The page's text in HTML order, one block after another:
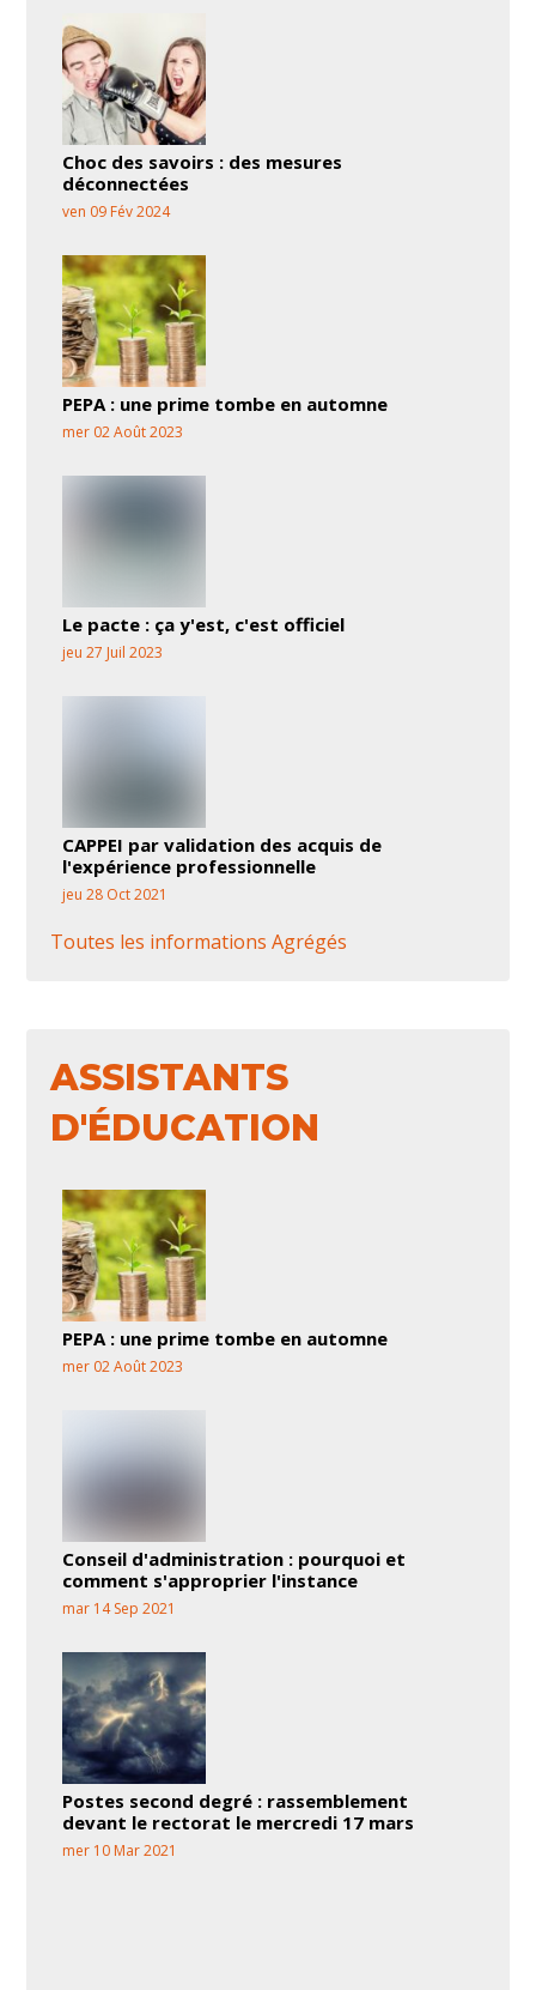
Choc des savoirs : des mesures
déconnectées
ven 09 Fév 2024
PEPA : une prime tombe en automne
mer 02 Août 2023
Le pacte : ça y'est, c'est officiel
jeu 27 Juil 2023
CAPPEI par validation des acquis de
l'expérience professionnelle
jeu 28 Oct 2021
Toutes les informations Agrégés
ASSISTANTS
D'ÉDUCATION
PEPA : une prime tombe en automne
mer 02 Août 2023
Conseil d'administration : pourquoi et
comment s'approprier l'instance
mar 14 Sep 2021
Postes second degré : rassemblement
devant le rectorat le mercredi 17 mars
mer 10 Mar 2021